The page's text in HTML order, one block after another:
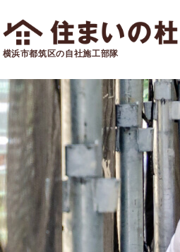
横浜市都筑区の自社施工部隊